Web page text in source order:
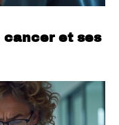
cancer et ses